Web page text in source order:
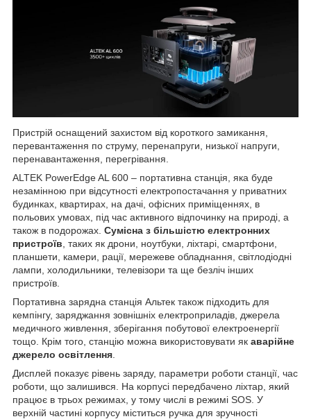
Пристрій оснащений захистом від короткого замикання,
перевантаження по струму, перенапруги, низької напруги,
перенавантаження, перегрівання.
ALTEK PowerEdge AL 600 – портативна станція, яка буде
незамінною при відсутності електропостачання у приватних
будинках, квартирах, на дачі, офісних приміщеннях, в
польових умовах, під час активного відпочинку на природі, а
також в подорожах. Сумісна з більшістю електронних
пристроїв , таких як дрони, ноутбуки, ліхтарі, смартфони,
планшети, камери, рації, мережеве обладнання, світлодіодні
лампи, холодильники, телевізори та ще безліч інших
пристроїв.
Портативна зарядна станція Альтек також підходить для
кемпінгу, заряджання зовнішніх електроприладів, джерела
медичного живлення, зберігання побутової електроенергії
тощо. Крім того, станцію можна використовувати як аварійне
джерело освітлення
Дисплей показує рівень заряду, параметри роботи станції, час
роботи, що залишився. На корпусі передбачено ліхтар, який
працює в трьох режимах, у тому числі в режимі SOS. У
верхній частині корпусу міститься ручка для зручності